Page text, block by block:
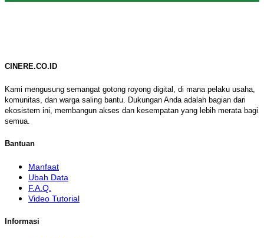
CINERE.CO.ID
Kami mengusung semangat gotong royong digital, di mana pelaku usaha,
komunitas, dan warga saling bantu. Dukungan Anda adalah bagian dari
ekosistem ini, membangun akses dan kesempatan yang lebih merata bagi
semua.
Bantuan
Manfaat
Ubah Data
F.A.Q.
Video Tutorial
Informasi